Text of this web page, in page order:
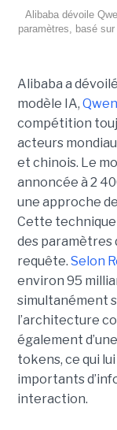
Alibaba dévoile
paramètres, basé
Alibaba a
modèle IA,
compétition
acteurs
et chinois. Le
annoncée à 2
une approche
Cette technique
des paramètres
requête. Selon
environ 95
simultanément
l’architecture
également
tokens, ce qui
importants
interaction.